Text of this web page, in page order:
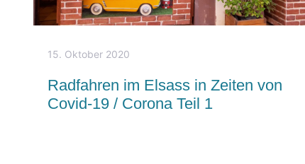
15. Oktober 2020
Radfahren im Elsass in Zeiten von
Covid-19 / Corona Teil 1